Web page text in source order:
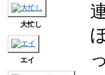
大忙し
エイ